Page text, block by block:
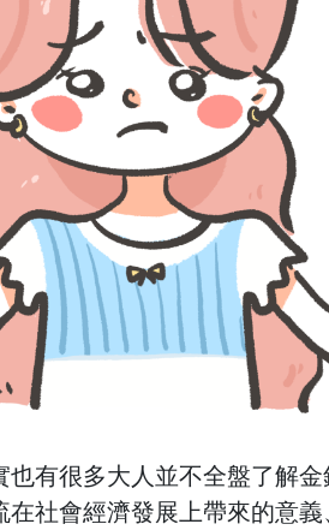
有很多大人並不全盤了解
社會經濟發展上帶來的意